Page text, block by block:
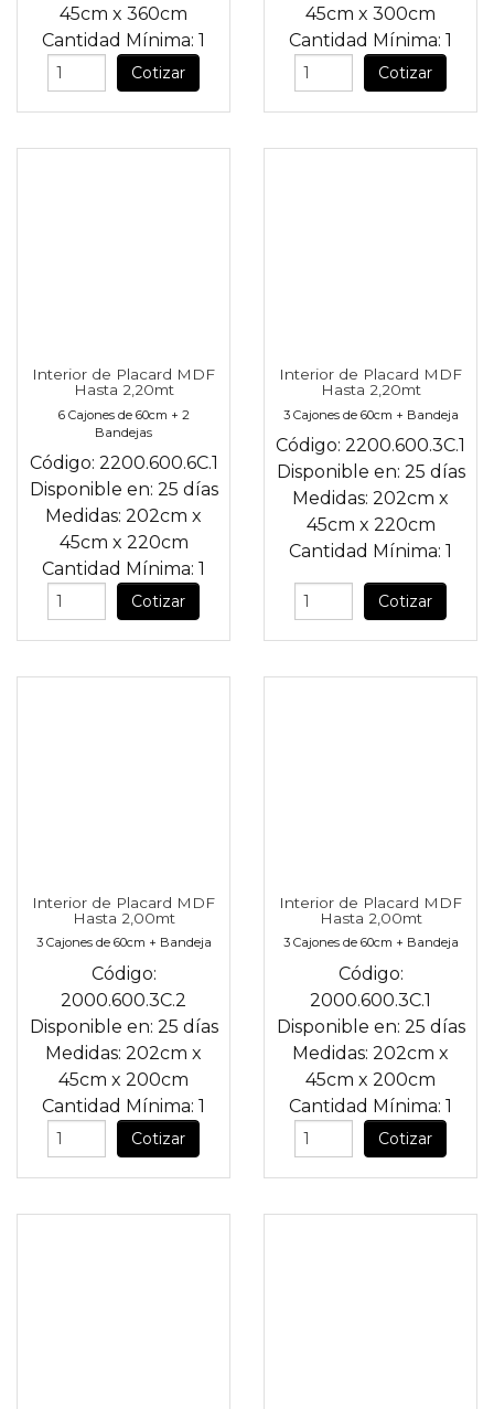
45cm x 360cm
Cantidad Mínima: 1
Cotizar
45cm x 300cm
Cantidad Mínima: 1
Cotizar
Interior de Placard MDF
Hasta 2,20mt
6 Cajones de 60cm + 2
Bandejas
Código: 2200.600.6C.1
Disponible en: 25 días
Medidas: 202cm x
45cm x 220cm
Cantidad Mínima: 1
Cotizar
Interior de Placard MDF
Hasta 2,20mt
3 Cajones de 60cm + Bandeja
Código: 2200.600.3C.1
Disponible en: 25 días
Medidas: 202cm x
45cm x 220cm
Cantidad Mínima: 1
Cotizar
Interior de Placard MDF
Hasta 2,00mt
3 Cajones de 60cm + Bandeja
Código:
2000.600.3C.2
Disponible en: 25 días
Medidas: 202cm x
45cm x 200cm
Cantidad Mínima: 1
Cotizar
Interior de Placard MDF
Hasta 2,00mt
3 Cajones de 60cm + Bandeja
Código:
2000.600.3C.1
Disponible en: 25 días
Medidas: 202cm x
45cm x 200cm
Cantidad Mínima: 1
Cotizar